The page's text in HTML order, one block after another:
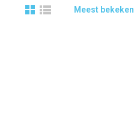
Meest bekeken